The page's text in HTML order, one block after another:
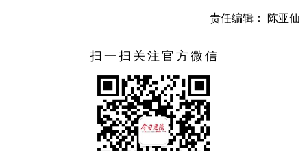
识讲座；5名省级医疗机构专家现场为村民提供健康咨询、健
康义诊等服务，浙江省卫生健康综合保障中心还向航川村赠
送了血压仪、红外线照射仪等医疗器材物资。
责任编辑： 陈亚仙
扫一扫关注官方微信